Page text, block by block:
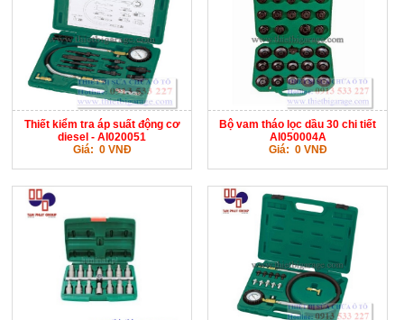
Thiết kiểm tra áp suất động cơ
diesel - AI020051
Giá: 0 VNĐ
Bộ vam tháo lọc dầu 30 chi tiết
AI050004A
Giá: 0 VNĐ